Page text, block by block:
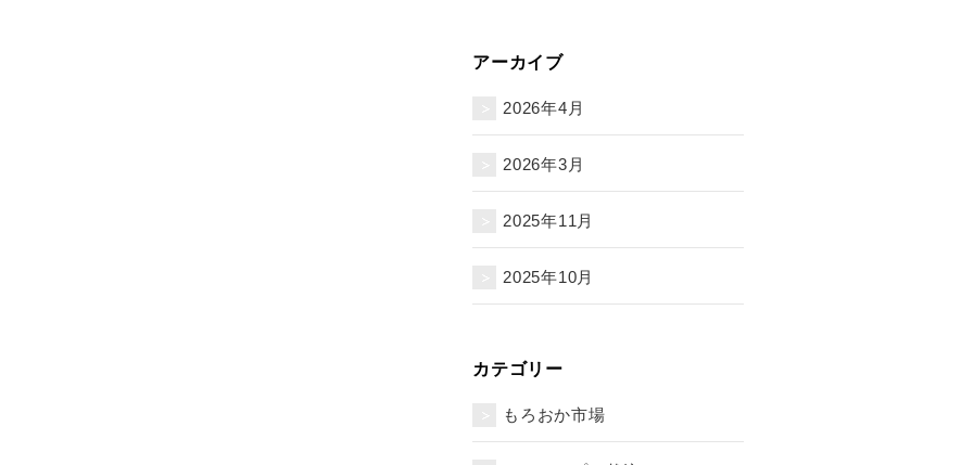
アーカイブ
2026年4月
2026年3月
2025年11月
2025年10月
カテゴリー
もろおか市場